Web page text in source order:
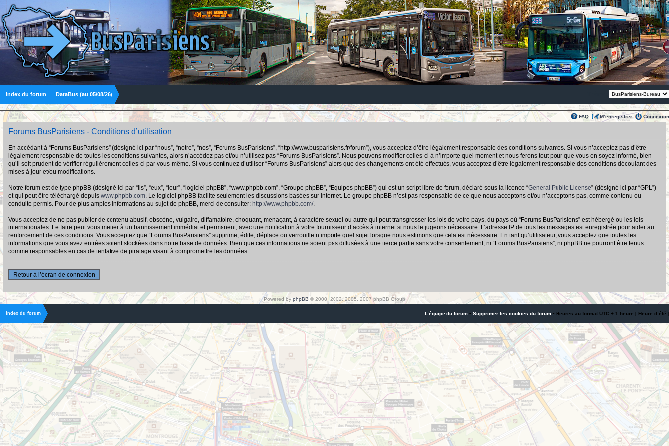
Index du forum DataBus (au 05/08/26)
FAQ M’enregistrer Connexion
Forums BusParisiens - Conditions d’utilisation
En accédant à “Forums BusParisiens” (désigné ici par “nous”, “notre”, “nos”, “Forums BusParisiens”, “http://www.busparisiens.fr/forum”), vous acceptez d’être légalement responsable des conditions suivantes. Si vous n’acceptez pas d’être
légalement responsable de toutes les conditions suivantes, alors n’accédez pas et/ou n’utilisez pas “Forums BusParisiens”. Nous pouvons modifier celles-ci à n’importe quel moment et nous ferons tout pour que vous en soyez informé, bien
qu’il soit prudent de vérifier régulièrement celles-ci par vous-même. Si vous continuez d’utiliser “Forums BusParisiens” alors que des changements ont été effectués, vous acceptez d’être légalement responsable des conditions découlant des
mises à jour et/ou modifications.
Notre forum est de type phpBB (désigné ici par “ils”, “eux”, “leur”, “logiciel phpBB”, “www.phpbb.com”, “Groupe phpBB”, “Equipes phpBB”) qui est un script libre de forum, déclaré sous la licence “General Public License” (désigné ici par “GPL”)
et qui peut être téléchargé depuis www.phpbb.com . Le logiciel phpBB facilite seulement les discussions basées sur internet. Le groupe phpBB n’est pas responsable de ce que nous acceptons et/ou n’acceptons pas, comme contenu ou
conduite permis. Pour de plus amples informations au sujet de phpBB, merci de consulter: http://www.phpbb.com/.
Vous acceptez de ne pas publier de contenu abusif, obscène, vulgaire, diffamatoire, choquant, menaçant, à caractère sexuel ou autre qui peut transgresser les lois de votre pays, du pays où “Forums BusParisiens” est hébergé ou les lois
internationales. Le faire peut vous mener à un bannissement immédiat et permanent, avec une notification à votre fournisseur d’accès à internet si nous le jugeons nécessaire. L’adresse IP de tous les messages est enregistrée pour aider au
renforcement de ces conditions. Vous acceptez que “Forums BusParisiens” supprime, édite, déplace ou verrouille n’importe quel sujet lorsque nous estimons que cela est nécessaire. En tant qu’utilisateur, vous acceptez que toutes les
informations que vous avez entrées soient stockées dans notre base de données. Bien que ces informations ne soient pas diffusées à une tierce partie sans votre consentement, ni “Forums BusParisiens”, ni phpBB ne pourront être tenus
comme responsables en cas de tentative de piratage visant à compromettre les données.
Retour à l’écran de connexion
Powered by phpBB © 2000, 2002, 2005, 2007 phpBB Group
Index du forum L’équipe du forum • Supprimer les cookies du forum • Heures au format UTC + 1 heure [ Heure d’été ]